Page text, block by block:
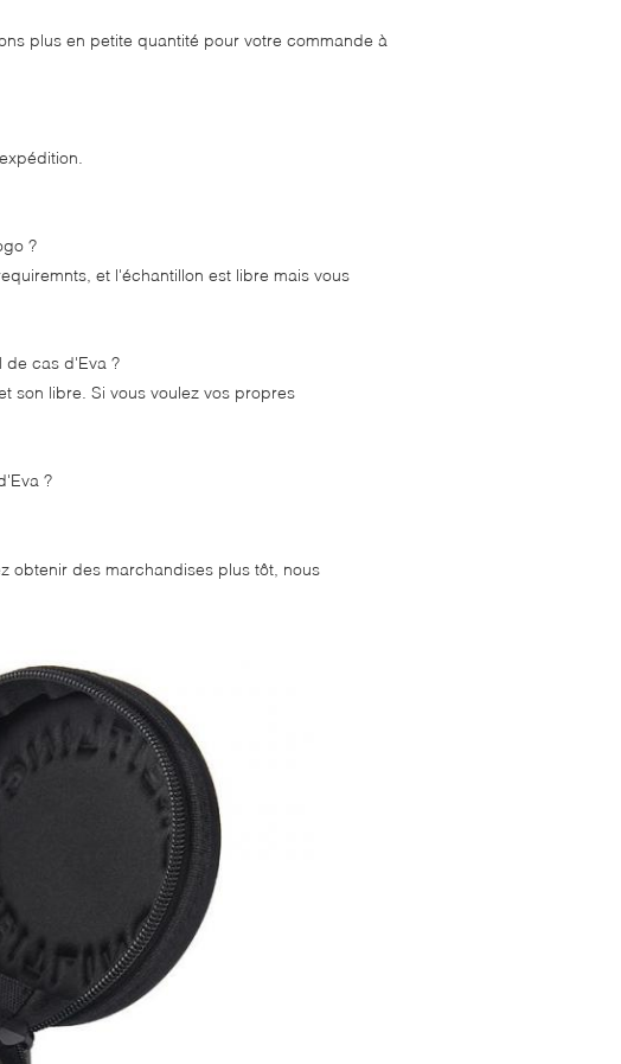
plus en petite quantité pour votre commande à
?
et l'échantillon est libre mais vous
de cas d'Eva ?
son libre. Si vous voulez vos propres
?
obtenir des marchandises plus tôt, nous